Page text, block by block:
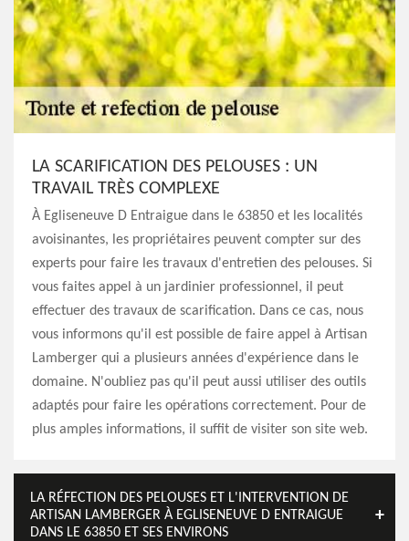
LA SCARIFICATION DES PELOUSES : UN
TRAVAIL TRÈS COMPLEXE
À Egliseneuve D Entraigue dans le 63850 et les localités
avoisinantes, les propriétaires peuvent compter sur des
experts pour faire les travaux d'entretien des pelouses. Si
vous faites appel à un jardinier professionnel, il peut
effectuer des travaux de scarification. Dans ce cas, nous
vous informons qu'il est possible de faire appel à Artisan
Lamberger qui a plusieurs années d'expérience dans le
domaine. N'oubliez pas qu'il peut aussi utiliser des outils
adaptés pour faire les opérations correctement. Pour de
plus amples informations, il suffit de visiter son site web.
LA RÉFECTION DES PELOUSES ET L'INTERVENTION DE
ARTISAN LAMBERGER À EGLISENEUVE D ENTRAIGUE
DANS LE 63850 ET SES ENVIRONS